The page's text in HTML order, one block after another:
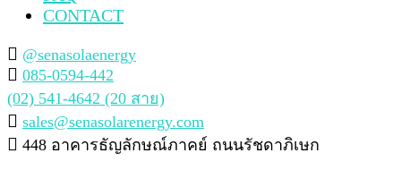
CONTACT
@senasolaenergy
085-0594-442
(02) 541-4642 (20 สาย)
sales@senasolarenergy.com
448 อาคารธัญลักษณ์ภาคย์ ถนนรัชดาภิเษก